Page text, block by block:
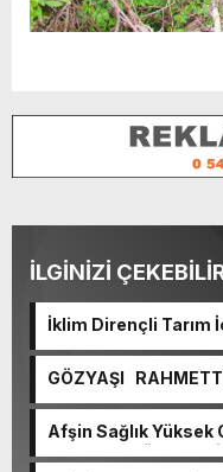
İLGİNİZİ
İklim Dirençli Tarım
GÖZYAŞI
Afşin Sağlık Yüksek
Okulunda görev